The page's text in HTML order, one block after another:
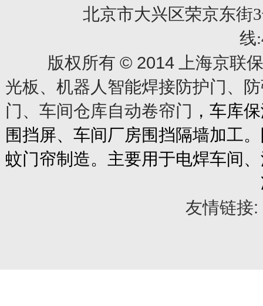
北京市大兴区荣京东街3
线
版权所有 © 2014上海京联
光板、机器人智能焊接防护门、
门、车间仓库自动卷帘门 ，车库
围挡屏、车间厂房围挡隔墙加工
蚊门帘制造。主要用于电焊车间
友情链接: